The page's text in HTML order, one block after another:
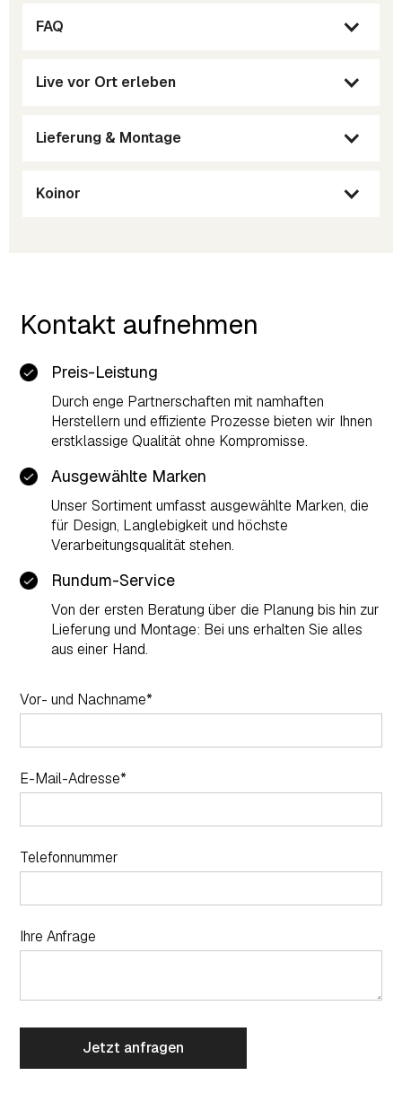
FAQ
Live vor Ort erleben
Lieferung & Montage
Koinor
Kontakt aufnehmen
Preis-Leistung
Durch enge Partnerschaften mit namhaften
Herstellern und effiziente Prozesse bieten wir Ihnen
erstklassige Qualität ohne Kompromisse.
Ausgewählte Marken
Unser Sortiment umfasst ausgewählte Marken, die
für Design, Langlebigkeit und höchste
Verarbeitungsqualität stehen.
Rundum-Service
Von der ersten Beratung über die Planung bis hin zur
Lieferung und Montage: Bei uns erhalten Sie alles
aus einer Hand.
Vor- und Nachname*
E-Mail-Adresse*
Telefonnummer
Ihre Anfrage